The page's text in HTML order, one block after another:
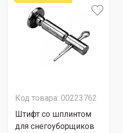
Код товара: 00223762
Штифт со шплинтом
для снегоуборщиков